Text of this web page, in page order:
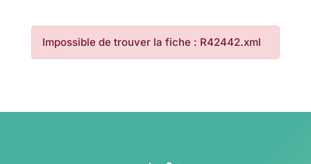
Impossible de trouver la fiche : R42442.xml